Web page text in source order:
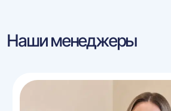
Наши менеджеры